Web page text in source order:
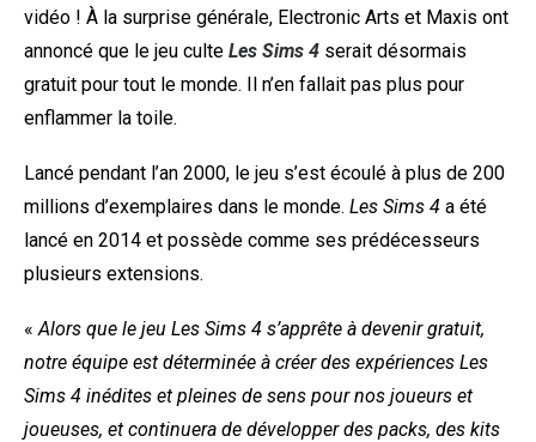
vidéo ! À la surprise générale, Electronic Arts et Maxis ont
annoncé que le jeu culte Les Sims 4 serait désormais
gratuit pour tout le monde. Il n’en fallait pas plus pour
enflammer la toile.
Lancé pendant l’an 2000, le jeu s’est écoulé à plus de 200
millions d’exemplaires dans le monde. Les Sims 4 a été
lancé en 2014 et possède comme ses prédécesseurs
plusieurs extensions.
«Alors que le jeu Les Sims 4 s’apprête à devenir gratuit,
notre équipe est déterminée à créer des expériences Les
Sims 4 inédites et pleines de sens pour nos joueurs et
joueuses, et continuera de développer des packs, des kits